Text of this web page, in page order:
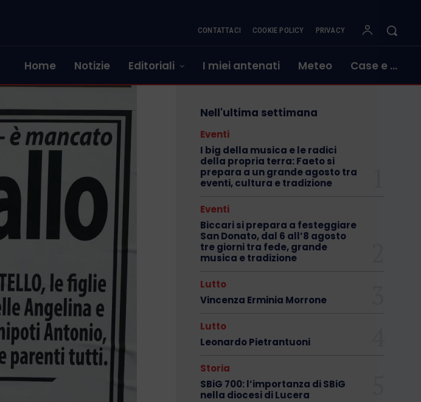
CONTATTACI COOKIE POLICY PRIVACY
Home Notizie Editoriali I miei antenati Meteo Case e …
Nell'ultima settimana
Eventi
I big della musica e le radici
della propria terra: Faeto si
prepara a un grande agosto tra
eventi, cultura e tradizione
Eventi
Biccari si prepara a festeggiare
San Donato, dal 6 all’8 agosto
tre giorni tra fede, grande
musica e tradizione
Lutto
Vincenza Erminia Morrone
Lutto
Leonardo Pietrantuoni
Storia
SBiG 700: l’importanza di SBiG
nella diocesi di Lucera